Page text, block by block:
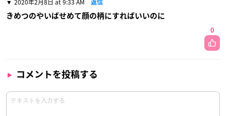
返信
きめつのやいばせめて顔の柄にすればいいのに
0
コメントを投稿する